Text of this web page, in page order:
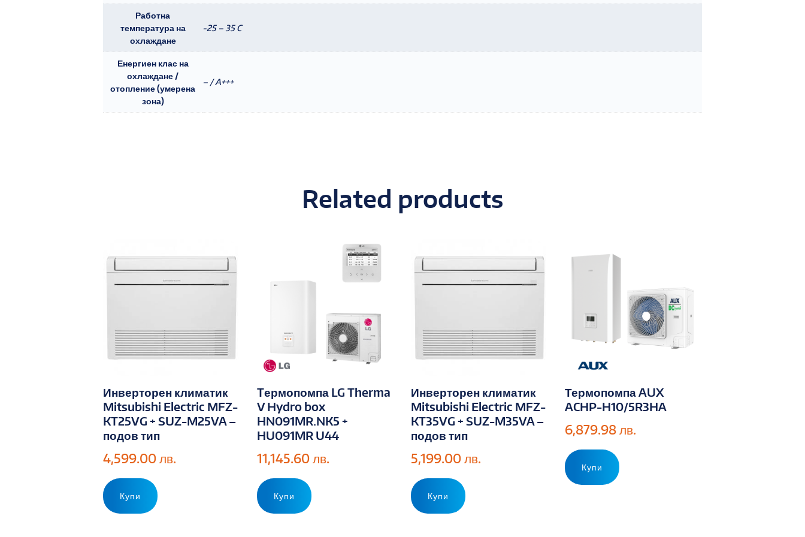
Работна
температура на
охлаждане
-25 – 35 C
Енергиен клас на
охлаждане /
отопление (умерена
зона)
– / A+++
Related products
Инверторен климатик
Mitsubishi Electric MFZ-
KT25VG + SUZ-M25VA –
подов тип
4,599.00лв.
Купи
Tермопомпа LG Therma
V Hydro box
HN091MR.NK5 +
HU091MR U44
11,145.60лв.
Купи
Инверторен климатик
Mitsubishi Electric MFZ-
KT35VG + SUZ-M35VA –
подов тип
5,199.00лв.
Купи
Термопомпа AUX
ACHP-H10/5R3HA
6,879.98лв.
Купи